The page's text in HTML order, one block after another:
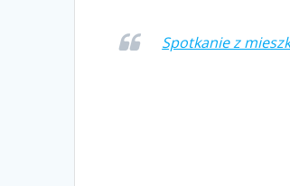
Spotkanie z